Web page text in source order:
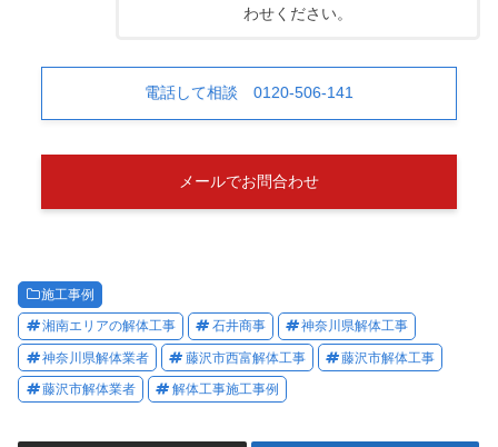
わせください。
電話して相談 0120-506-141
メールでお問合わせ
施工事例
湘南エリアの解体工事 石井商事 神奈川県解体工事
神奈川県解体業者 藤沢市西富解体工事 藤沢市解体工事
藤沢市解体業者 解体工事施工事例